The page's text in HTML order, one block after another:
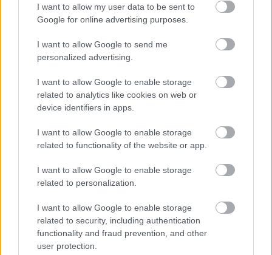
I want to allow my user data to be sent to
Google for online advertising purposes.
I want to allow Google to send me
personalized advertising.
I want to allow Google to enable storage
related to analytics like cookies on web or
device identifiers in apps.
I want to allow Google to enable storage
related to functionality of the website or app.
I want to allow Google to enable storage
related to personalization.
I want to allow Google to enable storage
related to security, including authentication
functionality and fraud prevention, and other
user protection.
lehetnek. A cédrusmulcs ráadásul szárazabb környezetet
tart fenn, ami kevesebb rovart vonz.
Ez a megoldás szép és hasznos is lehet, de nem végső
távol tarthatja.
Borsmentaolaj
A borsmentaolaj az egyik legismertebb illat ebben a
témában. Erős mentolos szaga van, és sokan azt gondolják,
hogy ez túl sok a kígyó érzékeny szaglásának.
Itt is fontos az óvatosság. A borsmentaolaj mérgező lehet a
macskákra, a kutyáknál pedig rosszullétet okozhat, ha
belélegzik vagy a bőrükre kerül. Ha állatok is élnek a ház